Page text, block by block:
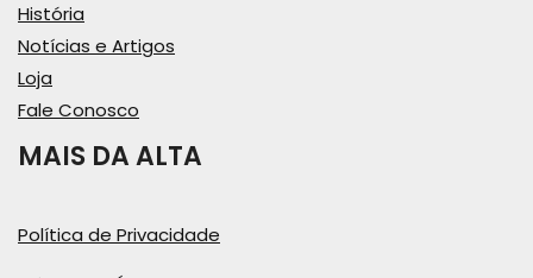
História
Notícias e Artigos
Loja
Fale Conosco
MAIS DA ALTA
Política de Privacidade